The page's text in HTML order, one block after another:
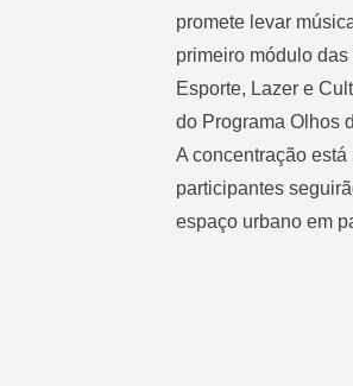
promete levar
primeiro módulo
Esporte, Lazer e
do Programa Olhos
A concentração
participantes
espaço urbano em